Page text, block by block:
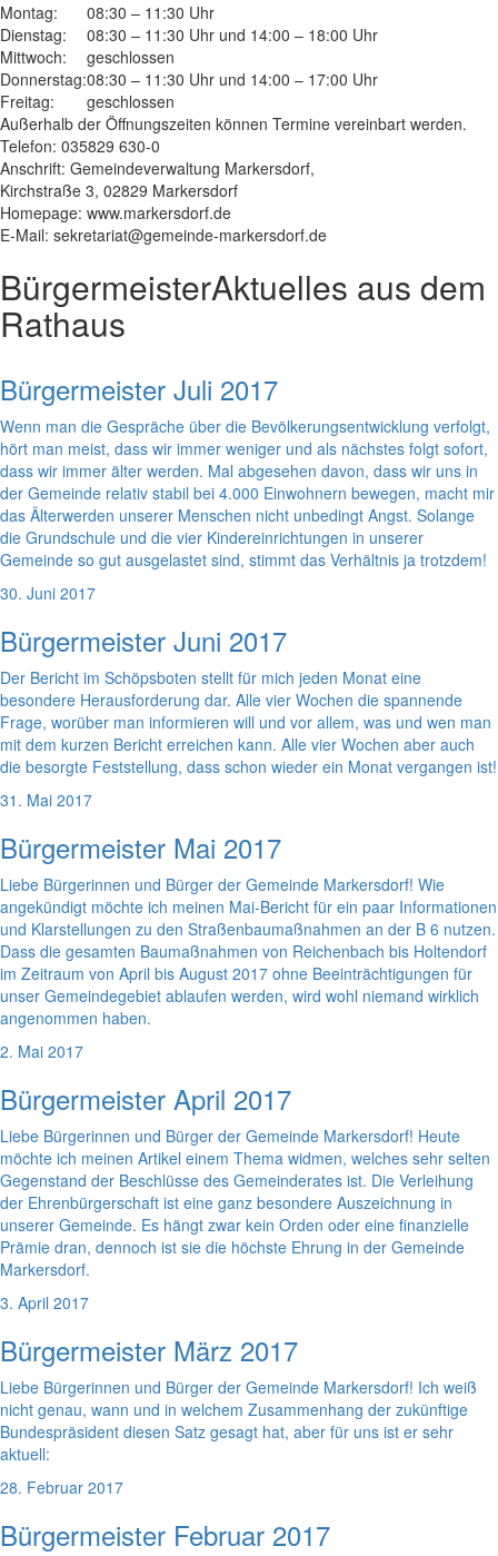
Montag:
08:30 – 11:30 Uhr
Dienstag:
08:30 – 11:30 Uhr und 14:00 – 18:00 Uhr
Mittwoch:
geschlossen
Donnerstag:08:30 – 11:30 Uhr und 14:00 – 17:00 Uhr
Freitag:
geschlossen
Außerhalb der Öffnungszeiten können Termine vereinbart werden.
Telefon: 035829 630-0
Anschrift: Gemeindeverwaltung Markersdorf,
Kirchstraße 3, 02829 Markersdorf
Homepage: www.markersdorf.de
E-Mail: sekretariat@gemeinde-markersdorf.de
BürgermeisterAktuelles aus dem
Rathaus
Bürgermeister Juli 2017
Wenn man die Gespräche über die Bevölkerungsentwicklung verfolgt,
hört man meist, dass wir immer weniger und als nächstes folgt sofort,
dass wir immer älter werden. Mal abgesehen davon, dass wir uns in
der Gemeinde relativ stabil bei 4.000 Einwohnern bewegen, macht mir
das Älterwerden unserer Menschen nicht unbedingt Angst. Solange
die Grundschule und die vier Kindereinrichtungen in unserer
Gemeinde so gut ausgelastet sind, stimmt das Verhältnis ja trotzdem!
30. Juni 2017
Bürgermeister Juni 2017
Der Bericht im Schöpsboten stellt für mich jeden Monat eine
besondere Herausforderung dar. Alle vier Wochen die spannende
Frage, worüber man informieren will und vor allem, was und wen man
mit dem kurzen Bericht erreichen kann. Alle vier Wochen aber auch
die besorgte Feststellung, dass schon wieder ein Monat vergangen ist!
31. Mai 2017
Bürgermeister Mai 2017
Liebe Bürgerinnen und Bürger der Gemeinde Markersdorf! Wie
angekündigt möchte ich meinen Mai-Bericht für ein paar Informationen
und Klarstellungen zu den Straßenbaumaßnahmen an der B 6 nutzen.
Dass die gesamten Baumaßnahmen von Reichenbach bis Holtendorf
im Zeitraum von April bis August 2017 ohne Beeinträchtigungen für
unser Gemeindegebiet ablaufen werden, wird wohl niemand wirklich
angenommen haben.
2. Mai 2017
Bürgermeister April 2017
Liebe Bürgerinnen und Bürger der Gemeinde Markersdorf! Heute
möchte ich meinen Artikel einem Thema widmen, welches sehr selten
Gegenstand der Beschlüsse des Gemeinderates ist. Die Verleihung
der Ehrenbürgerschaft ist eine ganz besondere Auszeichnung in
unserer Gemeinde. Es hängt zwar kein Orden oder eine finanzielle
Prämie dran, dennoch ist sie die höchste Ehrung in der Gemeinde
Markersdorf.
3. April 2017
Bürgermeister März 2017
Liebe Bürgerinnen und Bürger der Gemeinde Markersdorf! Ich weiß
nicht genau, wann und in welchem Zusammenhang der zukünftige
Bundespräsident diesen Satz gesagt hat, aber für uns ist er sehr
aktuell:
28. Februar 2017
Bürgermeister Februar 2017